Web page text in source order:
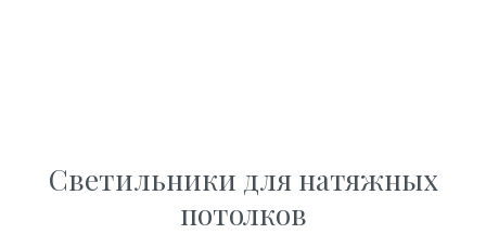
Светильники для натяжных
потолков